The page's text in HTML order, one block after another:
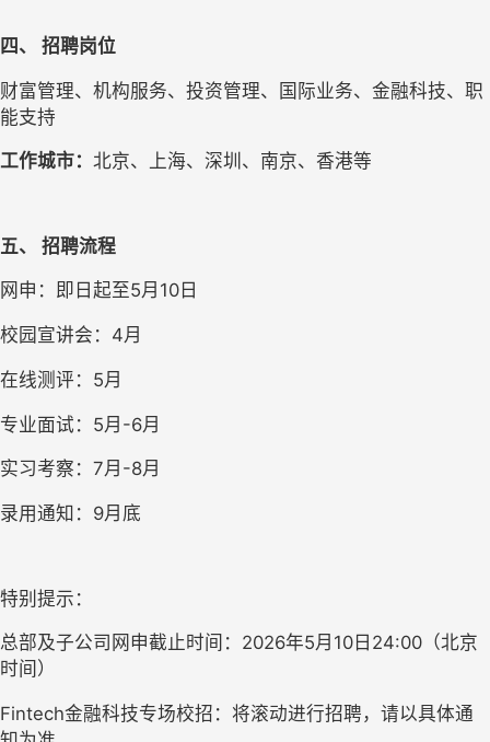
四、 招聘岗位
财富管理、机构服务、投资管理、国际业务、金融科技、职
能支持
工作城市： 北京、上海、深圳、南京、香港等
五、 招聘流程
网申：即日起至5月10日
校园宣讲会：4月
在线测评：5月
专业面试：5月-6月
实习考察：7月-8月
录用通知：9月底
特别提示：
总部及子公司网申截止时间：2026年5月10日24:00（北京
时间）
Fintech金融科技专场校招：将滚动进行招聘，请以具体通